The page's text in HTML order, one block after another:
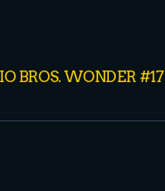
BROS. WONDER #17